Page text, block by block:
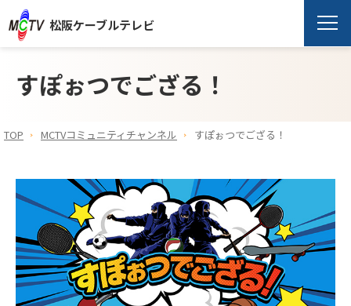
松阪ケーブルテレビ
すぽぉつでござる！
TOP MCTVコミュニティチャンネル すぽぉつでござる！